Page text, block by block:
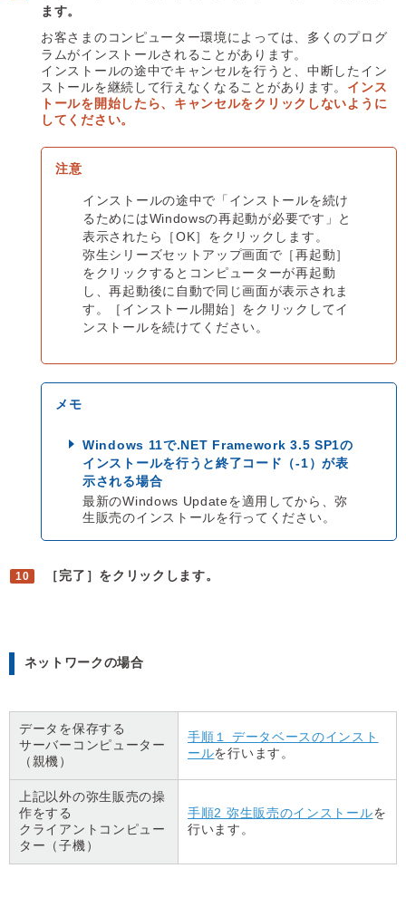
ます。
お客さまのコンピューター環境によっては、多くのプログ
ラムがインストールされることがあります。
インストールの途中でキャンセルを行うと、中断したイン
ストールを継続して行えなくなることがあります。 インス
トールを開始したら、キャンセルをクリックしないように
してください。
インストールの途中で「インストールを続け
るためにはWindowsの再起動が必要です」と
表示されたら［OK］をクリックします。
弥生シリーズセットアップ画面で［再起動］
をクリックするとコンピューターが再起動
し、再起動後に自動で同じ画面が表示されま
す。［インストール開始］をクリックしてイ
ンストールを続けてください。
Windows 11で.NET Framework 3.5 SP1の
インストールを行うと終了コード（-1）が表
示される場合
最新のWindows Updateを適用してから、弥
生販売のインストールを行ってください。
［完了］をクリックします。
ネットワークの場合
データを保存する
サーバーコンピューター
（親機）
手順１ データベースのインスト
ールを行います。
上記以外の弥生販売の操
作をする
クライアントコンピュー
ター（子機）
手順2 弥生販売のインストールを
行います。